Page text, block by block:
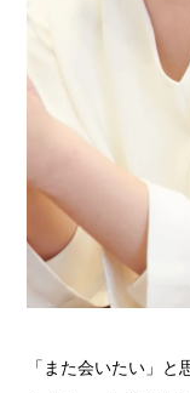
› VIVIDCREW
› VIVIDCREW
› Madame 2nd
› VIVIDCREW
› VIVIDCREW
お給料・待遇・
› 完全自由出勤
「また会いたい」